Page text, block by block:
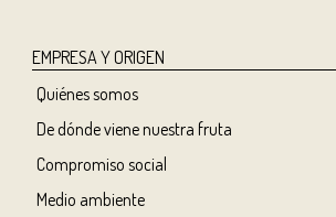
EMPRESA Y ORIGEN
Quiénes somos
De dónde viene nuestra fruta
Compromiso social
Medio ambiente